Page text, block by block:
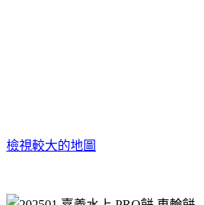
檢視較大的地圖